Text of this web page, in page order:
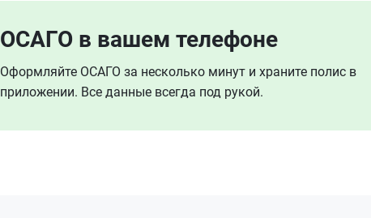
ОСАГО в вашем телефоне
Оформляйте ОСАГО за несколько минут и храните полис в
приложении. Все данные всегда под рукой.